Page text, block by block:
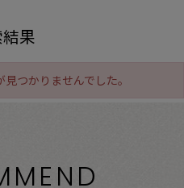
果
つかりませんでした。